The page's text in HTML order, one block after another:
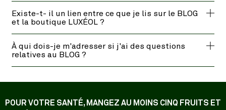
Existe-t- il un lien entre ce que je lis sur le BLOG
et la boutique LUXÉOL ?
À qui dois-je m'adresser si j'ai des questions
relatives au BLOG ?
POUR VOTRE SANTÉ, MANGEZ AU MOINS CINQ FRUITS ET